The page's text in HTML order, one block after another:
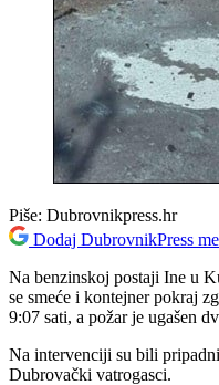
Piše: Dubrovnikpress.hr
Dodaj DubrovnikPress
Na benzinskoj postaji Ine u
se smeće i kontejner pokraj
9:07 sati, a požar je ugašen
Na intervenciji su bili
Dubrovački vatrogasci.